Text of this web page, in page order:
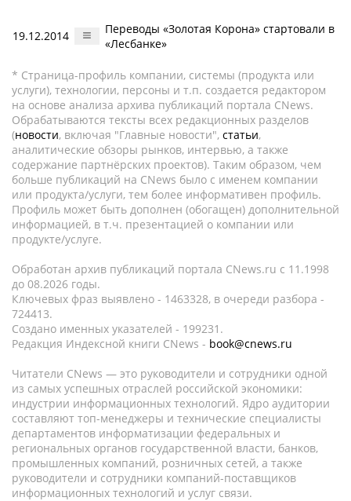
19.12.2014
Переводы «Золотая Корона» стартовали в
«Лесбанке»
* Страница-профиль компании, системы (продукта или
услуги), технологии, персоны и т.п. создается редактором
на основе анализа архива публикаций портала CNews.
Обрабатываются тексты всех редакционных разделов
(новости, включая "Главные новости", статьи,
аналитические обзоры рынков, интервью, а также
содержание партнёрских проектов). Таким образом, чем
больше публикаций на CNews было с именем компании
или продукта/услуги, тем более информативен профиль.
Профиль может быть дополнен (обогащен) дополнительной
информацией, в т.ч. презентацией о компании или
продукте/услуге.
Обработан архив публикаций портала CNews.ru c 11.1998
до 08.2026 годы.
Ключевых фраз выявлено - 1463328, в очереди разбора -
724413.
Создано именных указателей - 199231.
Редакция Индексной книги CNews - book@cnews.ru
Читатели CNews — это руководители и сотрудники одной
из самых успешных отраслей российской экономики:
индустрии информационных технологий. Ядро аудитории
составляют топ-менеджеры и технические специалисты
департаментов информатизации федеральных и
региональных органов государственной власти, банков,
промышленных компаний, розничных сетей, а также
руководители и сотрудники компаний-поставщиков
информационных технологий и услуг связи.